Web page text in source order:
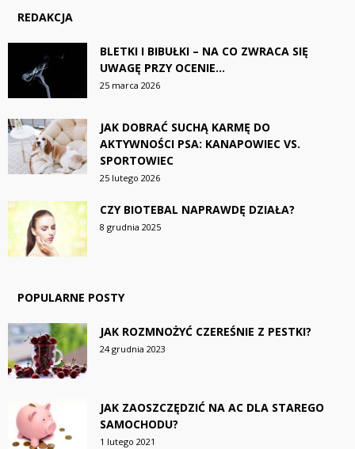
REDAKCJA
BLETKI I BIBUŁKI – NA CO ZWRACA SIĘ
UWAGĘ PRZY OCENIE...
25 marca 2026
JAK DOBRAĆ SUCHĄ KARMĘ DO
AKTYWNOŚCI PSA: KANAPOWIEC VS.
SPORTOWIEC
25 lutego 2026
CZY BIOTEBAL NAPRAWDĘ DZIAŁA?
8 grudnia 2025
POPULARNE POSTY
JAK ROZMNOŻYĆ CZEREŚNIE Z PESTKI?
24 grudnia 2023
JAK ZAOSZCZĘDZIĆ NA AC DLA STAREGO
SAMOCHODU?
1 lutego 2021